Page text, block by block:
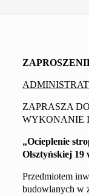
ZAPRASZA
WYKONANIE
„Ocieplenie
Olsztyńskiej 19
Przedmiotem
budowlanych w